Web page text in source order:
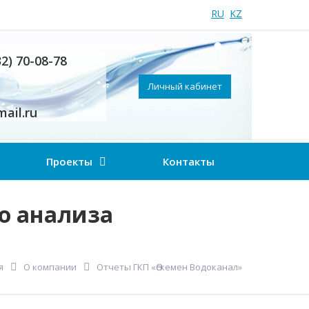
RU KZ
70-08-78
Личный кабинет
Проекты Контакты
анализа
О компании Отчеты ГКП «Өскемен Водоканал»